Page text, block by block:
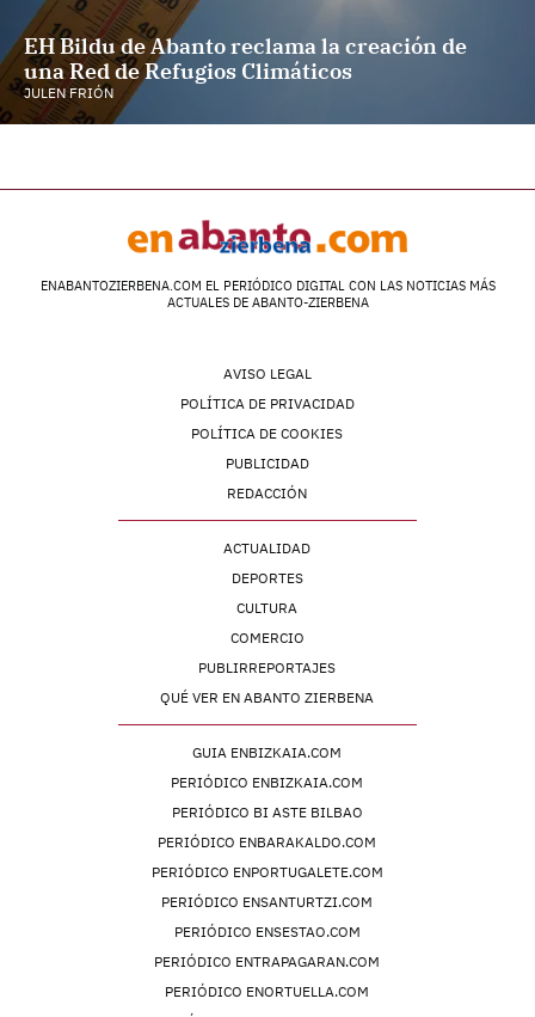
EH Bildu de Abanto reclama la creación de
una Red de Refugios Climáticos
JULEN FRIÓN
ENABANTOZIERBENA.COM EL PERIÓDICO DIGITAL CON LAS NOTICIAS MÁS
ACTUALES DE ABANTO-ZIERBENA
AVISO LEGAL
POLÍTICA DE PRIVACIDAD
POLÍTICA DE COOKIES
PUBLICIDAD
REDACCIÓN
ACTUALIDAD
DEPORTES
CULTURA
COMERCIO
PUBLIRREPORTAJES
QUÉ VER EN ABANTO ZIERBENA
GUIA ENBIZKAIA.COM
PERIÓDICO ENBIZKAIA.COM
PERIÓDICO BI ASTE BILBAO
PERIÓDICO ENBARAKALDO.COM
PERIÓDICO ENPORTUGALETE.COM
PERIÓDICO ENSANTURTZI.COM
PERIÓDICO ENSESTAO.COM
PERIÓDICO ENTRAPAGARAN.COM
PERIÓDICO ENORTUELLA.COM